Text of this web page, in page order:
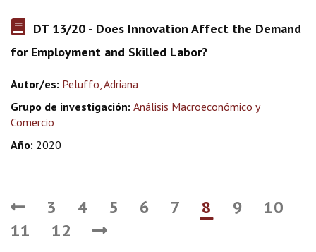
DT 13/20 - Does Innovation Affect the Demand
for Employment and Skilled Labor?
Autor/es: Peluffo, Adriana
Grupo de investigación: Análisis Macroeconómico y
Comercio
Año: 2020
3 4 5 6 7 8 9
10
11
12